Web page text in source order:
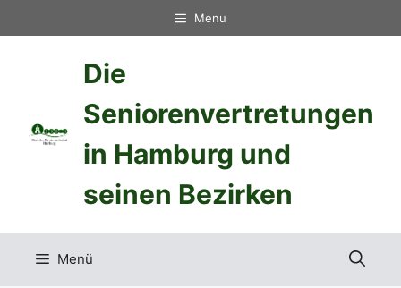
Inhalt
Menu
Die
Seniorenvertretungen
in Hamburg und
seinen Bezirken
Menü